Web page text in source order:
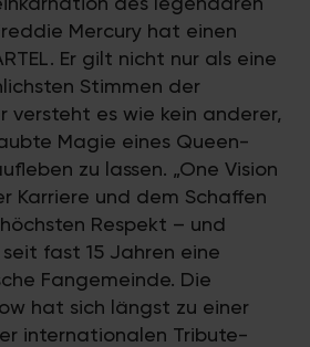
Mercury hat einen
Er gilt nicht nur als eine
Stimmen der
versteht es wie kein anderer,
Magie eines Queen-
zu lassen. „One Vision
Karriere und dem Schaffen
Respekt – und
fast 15 Jahren eine
Fangemeinde. Die
hat sich längst zu einer
internationalen Tribute-